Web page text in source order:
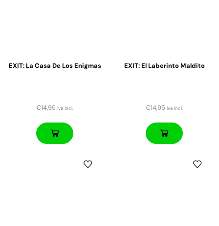
EXIT: La Casa De Los Enigmas
€14,95 iva incl.
EXIT: El Laberinto Maldito
€14,95 iva incl.